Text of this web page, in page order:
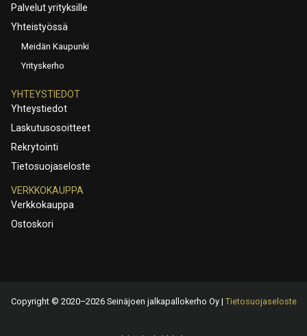
Palvelut yrityksille
Yhteistyössä
Meidän Kaupunki
Yrityskerho
YHTEYSTIEDOT
Yhteystiedot
Laskutusosoitteet
Rekrytointi
Tietosuojaseloste
VERKKOKAUPPA
Verkkokauppa
Ostoskori
Copyright © 2020–2026 Seinäjoen jalkapallokerho Oy | Tietosuojaseloste